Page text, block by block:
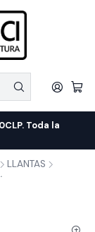
Toda la
LLANTAS